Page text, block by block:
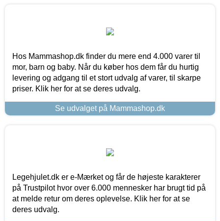
Hos Mammashop.dk finder du mere end 4.000 varer til
mor, barn og baby. Når du køber hos dem får du hurtig
levering og adgang til et stort udvalg af varer, til skarpe
priser. Klik her for at se deres udvalg.
Se udvalget på Mammashop.dk
Legehjulet.dk er e-Mærket og får de højeste karakterer
på Trustpilot hvor over 6.000 mennesker har brugt tid på
at melde retur om deres oplevelse. Klik her for at se
deres udvalg.